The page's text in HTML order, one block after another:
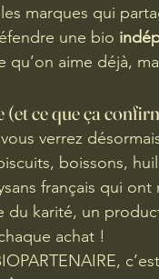
marques qui
une bio
qu’on aime déjà,
(et ce que ça
verrez
boissons,
français qui
du karité, un
achat !